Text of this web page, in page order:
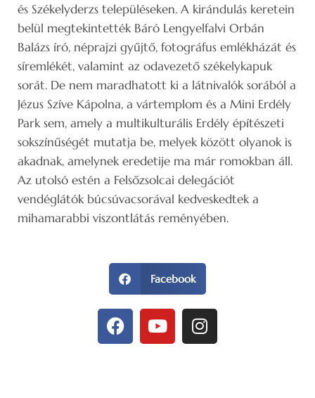
és Székelyderzs településeken. A kirándulás keretein
belül megtekintették Báró Lengyelfalvi Orbán
Balázs író, néprajzi gyűjtő, fotográfus emlékházát és
síremlékét, valamint az odavezető székelykapuk
sorát. De nem maradhatott ki a látnivalók sorából a
Jézus Szíve Kápolna, a vártemplom és a Mini Erdély
Park sem, amely a multikulturális Erdély építészeti
sokszínűségét mutatja be, melyek között olyanok is
akadnak, amelynek eredetije ma már romokban áll.
Az utolsó estén a Felsőzsolcai delegációt
vendéglátók búcsúvacsorával kedveskedtek a
mihamarabbi viszontlátás reményében.
Facebook